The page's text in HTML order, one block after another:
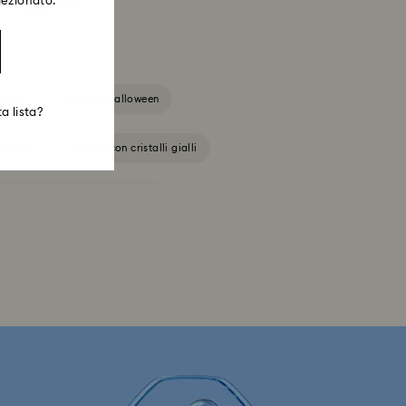
Leggi tutto
Gioielli Halloween
Gioielli con cristalli gialli
in tonalità argento e oro
cristalli Gioielli fiore in cristallo
lista?